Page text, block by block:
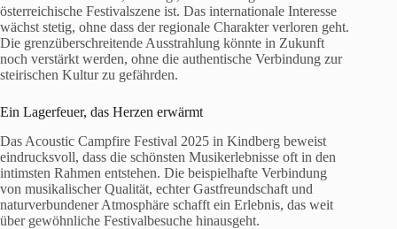
österreichische Festivalszene ist. Das internationale Interesse
wächst stetig, ohne dass der regionale Charakter verloren geht.
Die grenzüberschreitende Ausstrahlung könnte in Zukunft
noch verstärkt werden, ohne die authentische Verbindung zur
steirischen Kultur zu gefährden.
Ein Lagerfeuer, das Herzen erwärmt
Das Acoustic Campfire Festival 2025 in Kindberg beweist
eindrucksvoll, dass die schönsten Musikerlebnisse oft in den
intimsten Rahmen entstehen. Die beispielhafte Verbindung
von musikalischer Qualität, echter Gastfreundschaft und
naturverbundener Atmosphäre schafft ein Erlebnis, das weit
über gewöhnliche Festivalbesuche hinausgeht.